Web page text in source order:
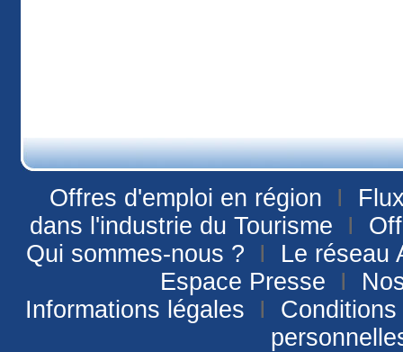
Offres d'emploi en région I
dans l'industrie du Tourisme I
Qui sommes-nous ?
I Le réseau
Espace Presse
I
Informations légales
I